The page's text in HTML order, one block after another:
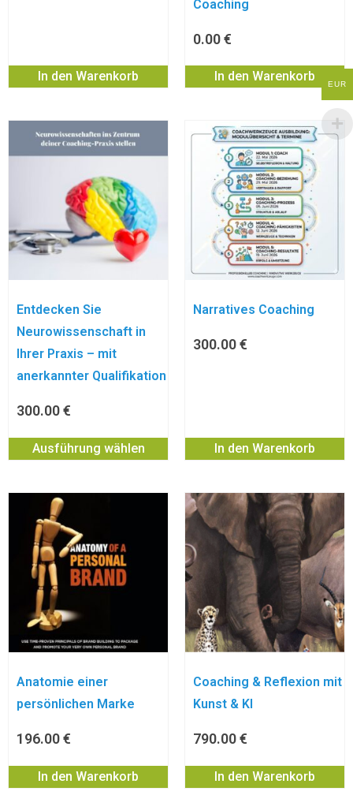
In den Warenkorb
Coaching
0.00€
In den Warenkorb
Entdecken Sie
Neurowissenschaft in
Ihrer Praxis – mit
anerkannter Qualifikation
300.00€
Ausführung wählen
Narratives Coaching
300.00€
In den Warenkorb
Anatomie einer
persönlichen Marke
196.00€
In den Warenkorb
Coaching & Reflexion mit
Kunst & KI
790.00€
In den Warenkorb
EUR